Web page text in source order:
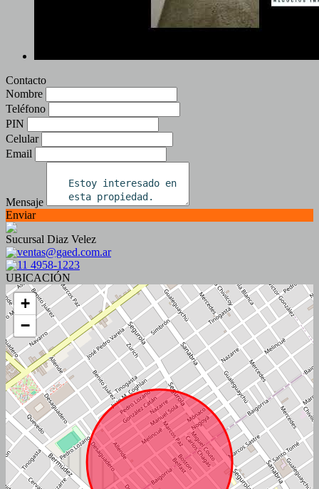
Contacto
Nombre
Teléfono
PIN
Celular
Email
Mensaje
Enviar
Sucursal Diaz Velez
ventas@gaed.com.ar
11 4958-1223
UBICACIÓN
+
−